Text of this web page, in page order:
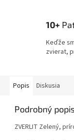
10+
Keďže
zvierat,
Popis Diskusia
Podrobný
ZVERLIT Zelený,